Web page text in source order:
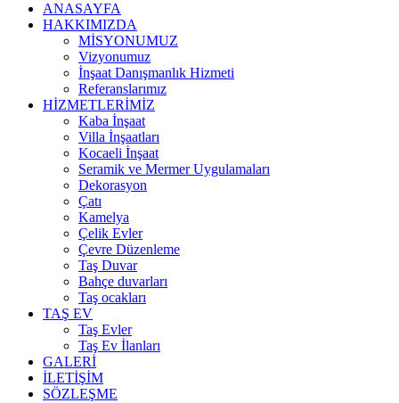
ANASAYFA
HAKKIMIZDA
MİSYONUMUZ
Vizyonumuz
İnşaat Danışmanlık Hizmeti
Referanslarımız
HİZMETLERİMİZ
Kaba İnşaat
Villa İnşaatları
Kocaeli İnşaat
Seramik ve Mermer Uygulamaları
Dekorasyon
Çatı
Kamelya
Çelik Evler
Çevre Düzenleme
Taş Duvar
Bahçe duvarları
Taş ocakları
TAŞ EV
Taş Evler
Taş Ev İlanları
GALERİ
İLETİŞİM
SÖZLEŞME